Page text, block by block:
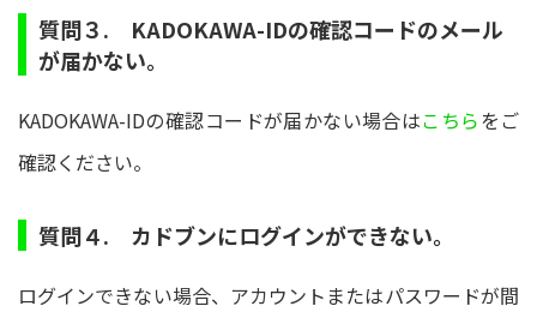
質問３. KADOKAWA-IDの確認コードのメール
が届かない。
KADOKAWA-IDの確認コードが届かない場合はこちらをご
確認ください。
質問４. カドブンにログインができない。
ログインできない場合、アカウントまたはパスワードが間